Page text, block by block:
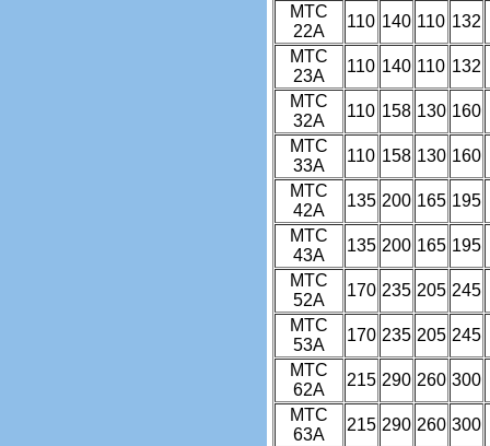
MTC
22A
110 140 110 132
MTC
23A
110 140 110 132
MTC
32A
110 158 130 160
MTC
33A
110 158 130 160
MTC
42A
135 200 165 195
MTC
43A
135 200 165 195
MTC
52A
170 235 205 245
MTC
53A
170 235 205 245
MTC
62A
215 290 260 300
MTC
63A
215 290 260 300